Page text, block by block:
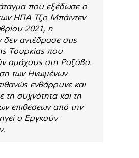
που εξέδωσε ο
ΗΠΑ Τζο Μπάιντεν
2021, η
δεν αντέδρασε στις
Τουρκίας που
αμάχους στη Ροζάβα.
των Ηνωμένων
ενθάρρυνε και
συχνότητα και τη
επιθέσεων από την
ο Εργκούν